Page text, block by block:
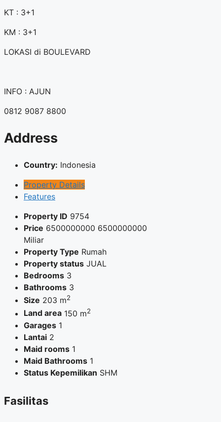
KT : 3+1
KM : 3+1
LOKASI di BOULEVARD
INFO : AJUN
0812 9087 8800
Address
Country: Indonesia
Property Details
Features
Property ID 9754
Price 6500000000 6500000000
Miliar
Property Type Rumah
Property status JUAL
Bedrooms 3
Bathrooms 3
Size 203 m2
Land area 150 m2
Garages 1
Lantai 2
Maid rooms 1
Maid Bathrooms 1
Status Kepemilikan SHM
Fasilitas